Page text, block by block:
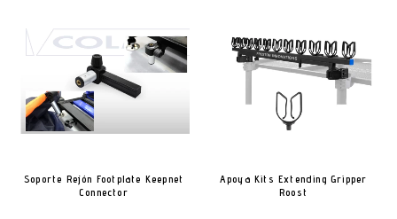
Soporte Rejón Footplate Keepnet
Connector
Apoya Kits Extending Gripper
Roost